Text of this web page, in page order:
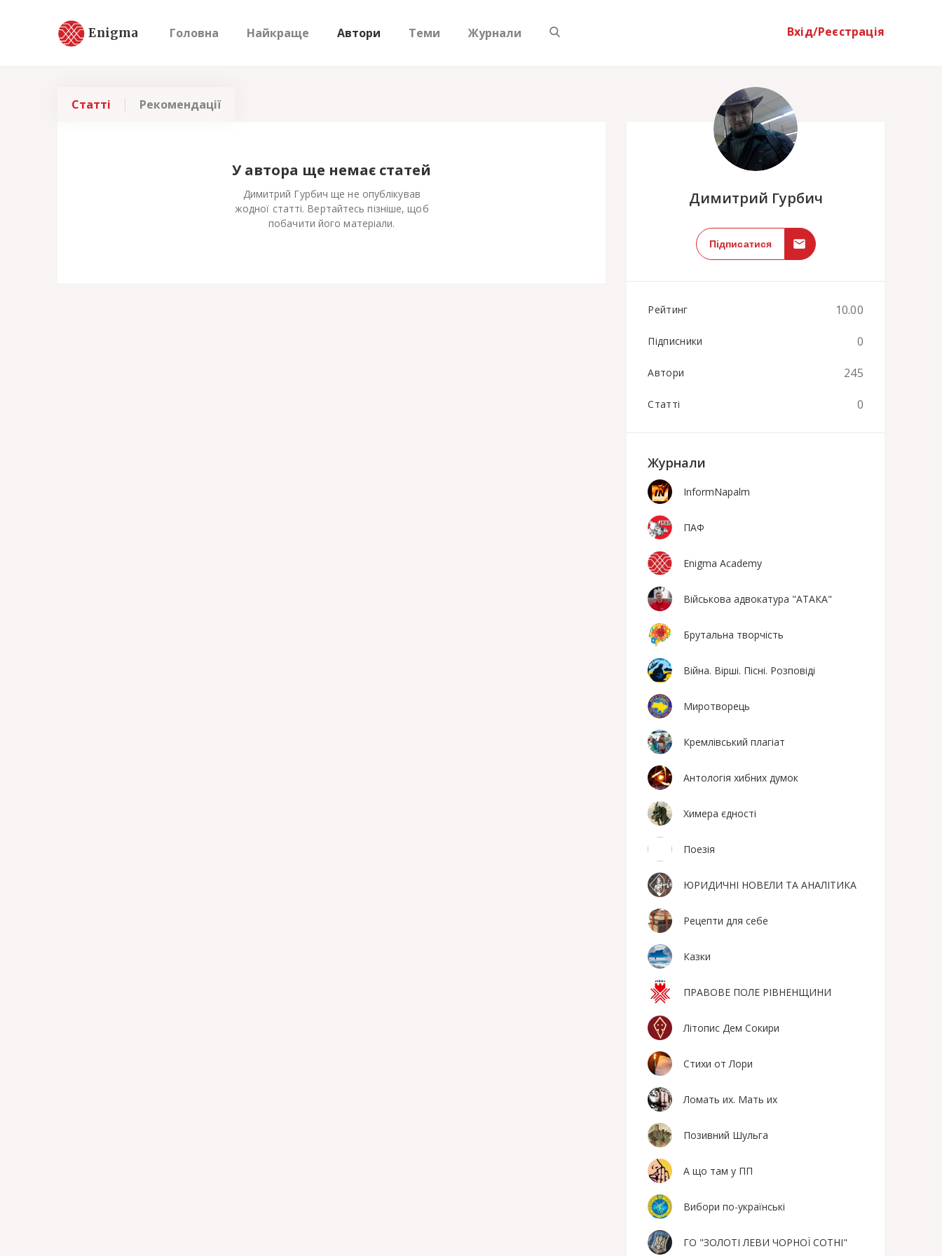
Enigma Головна Найкраще Автори Теми Журнали Вхід/Реєстрація
Димитрий Гурбич
Підписатися
Рейтинг 10.00
Підписники 0
Автори 245
Статті 0
Журнали
InformNapalm
ПАФ
Enigma Academy
Військова адвокатура "АТАКА"
Брутальна творчість
Війна. Вірші. Пісні. Розповіді
Миротворець
Кремлівський плагіат
Антологія хибних думок
Химера єдності
Поезiя
ЮРИДИЧНІ НОВЕЛИ ТА АНАЛІТИКА
Рецепти для себе
Казки
ПРАВОВЕ ПОЛЕ РІВНЕНЩИНИ
Літопис Дем Сокири
Стихи от Лори
Ломать их. Мать их
Позивний Шульга
А що там у ПП
Вибори по-українські
ГО "ЗОЛОТІ ЛЕВИ ЧОРНОЇ СОТНІ"
Статті Рекомендації
У автора ще немає статей
Димитрий Гурбич ще не опублікував
жодної статті. Вертайтесь пізніше, щоб
побачити його матеріали.